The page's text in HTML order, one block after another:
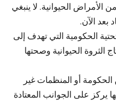
من الأمراض الحيوانية. لا ينبغي
بعد الآن.
الحكومية التي تهدف إلى
الثروة الحيوانية وصحتها
أو المنظمات غير
يركز على الجوانب المعتادة